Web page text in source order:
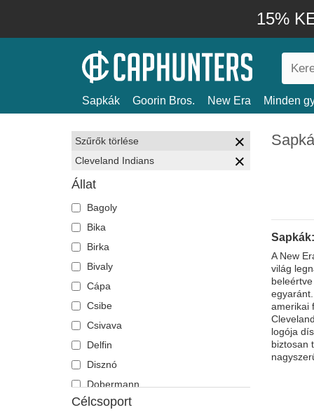
15%
Sapkák Goorin Bros. New Era Minden
Szűrők törlése
Cleveland Indians
Állat
Bagoly
Bika
Birka
Bivaly
Cápa
Csibe
Csivava
Delfin
Disznó
Dobermann
Egér
Célcsoport
A New
világ
amerikai
logója
biztosan